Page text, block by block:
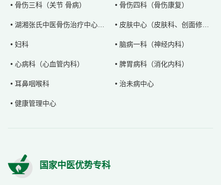
• 骨伤三科（关节 骨病） • 骨伤四科（骨伤康复）
• 湖湘张氏中医骨伤治疗中心（骨伤五科） • 皮肤中心（皮肤科、创面修复科）
• 妇科 • 脑病一科（神经内科）
• 心病科（心血管内科） • 脾胃病科（消化内科）
• 耳鼻咽喉科 • 治未病中心
• 健康管理中心
国家中医优势专科